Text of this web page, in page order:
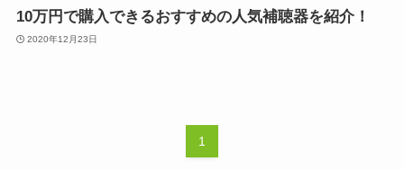
10万円で購入できるおすすめの人気補聴器を紹介！
2020年12月23日
1